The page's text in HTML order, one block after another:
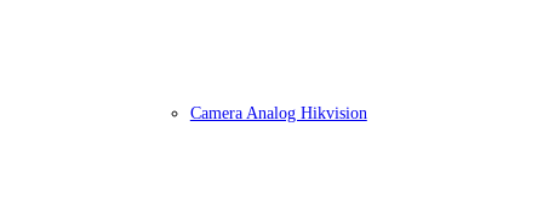
Camera Analog Hikvision